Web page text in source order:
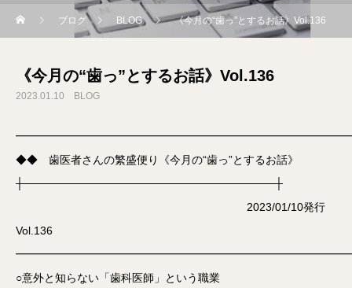
ブログ BLOG 《今月の“歯っ”とするお話》Vol.136
《今月の“歯っ”とするお話》Vol.136
2023.01.10 BLOG
◆◆ 歯医者さんの繁盛便り《今月の“歯っ”とするお話》
┼────────────────────────────────┼
2023/01/10発行
Vol.136
○意外と知らない「歯科医師」という職業